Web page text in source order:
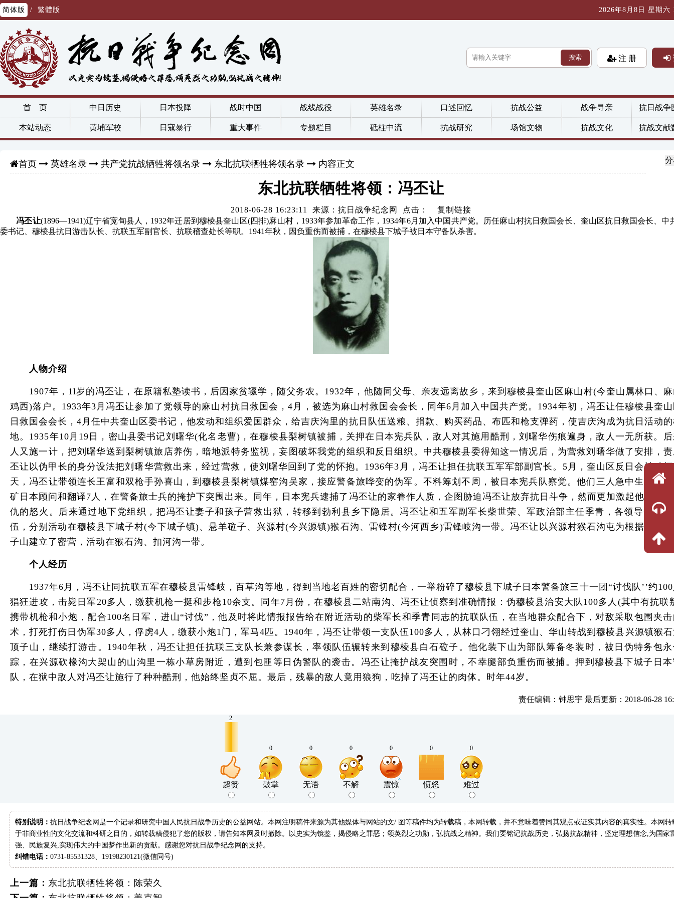
简体版 / 繁體版 2026年8月8日 星期六
搜索 注 册
首 页 中日历史 日本投降 战时中国 战线战役 英雄名录 口述回忆 抗战公益 战争寻亲 抗日战争
本站动态 黄埔军校 日寇暴行 重大事件 专题栏目 砥柱中流 抗战研究 场馆文物 抗战文化 抗战文献
首页 英雄名录 共产党抗战牺牲将领名录 东北抗联牺牲将领名录 内容正文
东北抗联牺牲将领：冯丕让
2018-06-28 16:23:11 来源：抗日战争纪念网 点击：
复制链接
冯丕让(1896—1941)辽宁省宽甸县人，1932年迁居到穆棱县奎山区(四排)麻山村，1933年参加革命工作，1934年6月加入中国共产党。历任麻山村抗日救国会长、奎山区抗日救国会长、中
委书记、穆棱县抗日游击队长、抗联五军副官长、抗联稽查处长等职。1941年秋，因负重伤而被捕，在穆棱县下城子被日本守备队杀害。
人物介绍
1907年，1l岁的冯丕让，在原籍私塾读书，后因家贫辍学，随父务农。1932年，他随同父母、亲友远离故乡，来到穆棱县奎山区麻山村(今奎山属林口、
鸡西)落户。1933年3月冯丕让参加了党领导的麻山村抗日救国会，4月，被选为麻山村救国会会长，同年6月加入中国共产党。1934年初，冯丕让任穆棱县奎
日救国会会长，4月任中共奎山区委书记，他发动和组织爱国群众，给吉庆沟里的抗日队伍送粮、捐款、购买药品、布匹和枪支弹药，使吉庆沟成为抗日活动
地。1935年10月19日，密山县委书记刘曙华(化名老曹)，在穆棱县梨树镇被捕，关押在日本宪兵队，敌人对其施用酷刑，刘曙华伤痕遍身，敌人一无所获。
人又施一计，把刘曙华送到梨树镇旅店养伤，暗地派特务监视，妄图破坏我党的组织和反日组织。中共穆棱县委得知这一情况后，为营救刘曙华做了安排，
丕让以伪甲长的身分设法把刘曙华营救出来，经过营救，使刘曙华回到了党的怀抱。1936年3月，冯丕让担任抗联五军军部副官长。5月，奎山区反日会被破
天，冯丕让带领连长王富和双枪手孙喜山，到穆棱县梨树镇煤窑沟吴家，接应警备旅哗变的伪军。不料筹划不周，被日本宪兵队察觉。他们三人急中生智，
矿日本顾问和翻译7人，在警备旅士兵的掩护下突围出来。同年，日本宪兵逮捕了冯丕让的家眷作人质，企图胁迫冯丕让放弃抗日斗争，然而更加激起他父子
仇的怒火。后来通过地下党组织，把冯丕让妻子和孩子营救出狱，转移到勃利县乡下隐居。冯丕让和五军副军长柴世荣、军政治部主任季青，各领导一支
伍，分别活动在穆棱县下城子村(今下城子镇)、悬羊砬子、兴源村(今兴源镇)猴石沟、雷锋村(今河西乡)雷锋岐沟一带。冯丕让以兴源村猴石沟屯为根据地，
子山建立了密营，活动在猴石沟、扣河沟一带。
个人经历
1937年6月，冯丕让同抗联五军在穆棱县雷锋岐，百草沟等地，得到当地老百姓的密切配合，一举粉碎了穆棱县下城子日本警备旅三十一团“讨伐队’’约
猖狂进攻，击毙日军20多人，缴获机枪一挺和步枪10余支。同年7月份，在穆棱县二站南沟、冯丕让侦察到准确情报：伪穆棱县治安大队100多人(其中有抗联
携带机枪和小炮，配合100名日军，进山“讨伐”，他及时将此情报报告给在附近活动的柴军长和季青同志的抗联队伍，在当地群众配合下，对敌采取包围夹
术，打死打伤日伪军30多人，俘虏4人，缴获小炮1门，军马4匹。1940年，冯丕让带领一支队伍100多人，从林口刁翎经过奎山、华山转战到穆棱县兴源镇猴
顶子山，继续打游击。1940年秋，冯丕让担任抗联三支队长兼参谋长，率领队伍辗转来到穆棱县白石砬子。他化装下山为部队筹备冬装时，被日伪特务包
踪，在兴源砍椽沟大架山的山沟里一栋小草房附近，遭到包匪等日伪警队的袭击。冯丕让掩护战友突围时，不幸腿部负重伤而被捕。押到穆棱县下城子日
队，在狱中敌人对冯丕让施行了种种酷刑，他始终坚贞不屈。最后，残暴的敌人竟用狼狗，吃掉了冯丕让的肉体。时年44岁。
责任编辑：钟思宇 最后更新：2018-06-28
2
超赞
0
鼓掌
0
无语
0
不解
0
震惊
0
愤怒
0
难过
特别说明： 抗日战争纪念网是一个记录和研究中国人民抗日战争历史的公益网站。本网注明稿件来源为其他媒体与网站的文/ 图等稿件均为转载稿，本网转载，并不意味着赞同其观点或证实其内容的真实性。本网转
于非商业性的文化交流和科研之目的，如转载稿侵犯了您的版权，请告知本网及时撤除。以史实为镜鉴，揭侵略之罪恶；颂英烈之功勋，弘抗战之精神。我们要铭记抗战历史，弘扬抗战精神，坚定理想信念,为国家
强、民族复兴,实现伟大的中国梦作出新的贡献。感谢您对抗日战争纪念网的支持。
纠错电话： 0731-85531328、19198230121(微信同号)
上一篇： 东北抗联牺牲将领：陈荣久